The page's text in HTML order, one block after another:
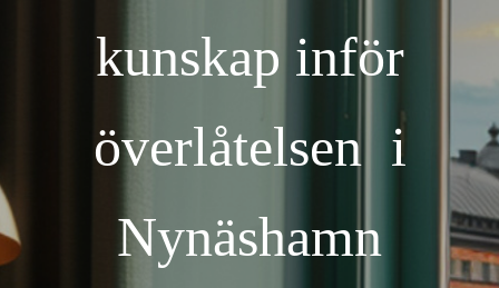
kunskap inför
överlåtelsen i
Nynäshamn